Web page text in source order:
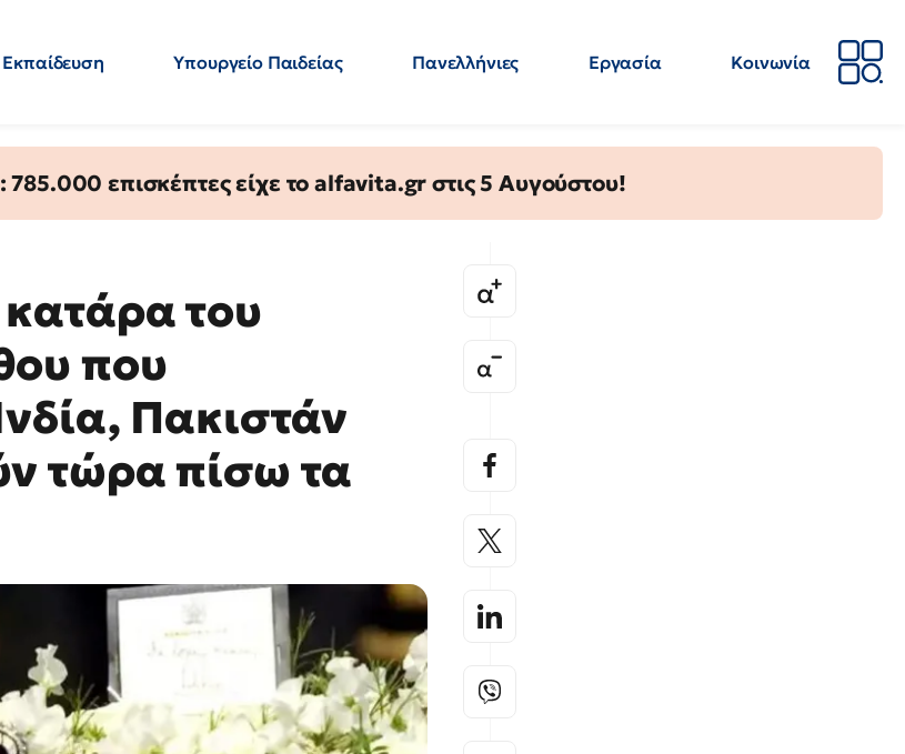
Εκπαίδευση Υπουργείο Παιδείας Πανελλήνιες Εργασία
Κοινωνία
επισκέπτες είχε το alfavita.gr στις 5 Αυγούστου!
του
που
Πακιστάν
τώρα πίσω τα